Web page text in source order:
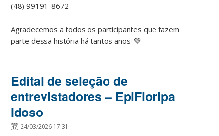
(48) 99191-8672
Agradecemos a todos os participantes que fazem
parte dessa história há tantos anos! 💚
Edital de seleção de
entrevistadores – EpiFloripa
Idoso
24/03/2026 17:31